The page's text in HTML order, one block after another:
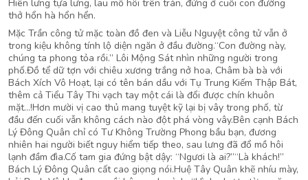
Hiên lưng tựa lưng, lau mồ hôi trên trán, đứng ở cuối con đường
thở hổn hà hổn hển.
Mặc Trần công tử mặc toàn đồ đen và Liễu Nguyệt công tử vẫn ở
trong kiệu không tính lộ diện ngăn ở đầu đường.“Con đường này,
chúng ta phong tỏa rồi.” Lôi Mộng Sát nhìn những người trong
phố.Đồ tể dữ tợn với chiêu xương trắng nở hoa, Châm bà bà với
Bách Xích Vô Hoạt, lại có tên bán dầu với Tụ Trung Kiếm Thập Bát,
thêm cả Tiểu Tây Thi vạch tay một cái là đổi được chín khuôn
mặt…!Hơn mười vị cao thủ mang tuyệt kỹ lại bị vây trong phố, từ
đầu đến cuối vẫn không cách nào đột phá vòng vây.Bên cạnh Bách
Lý Đông Quân chỉ có Tư Không Trường Phong bầu bạn, đương
nhiên hai người biết nguy hiểm tiếp theo, sau lưng đã đổ mồ hôi
lạnh đầm đìa.Cố tam gia đứng bật dậy: “Ngươi là ai?”“Là khách!”
Bách Lý Đông Quân cất cao giọng nói.Huệ Tây Quân khẽ nhíu mày,